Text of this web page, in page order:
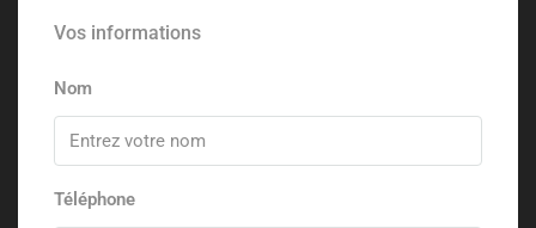
Vos informations
Nom
Téléphone